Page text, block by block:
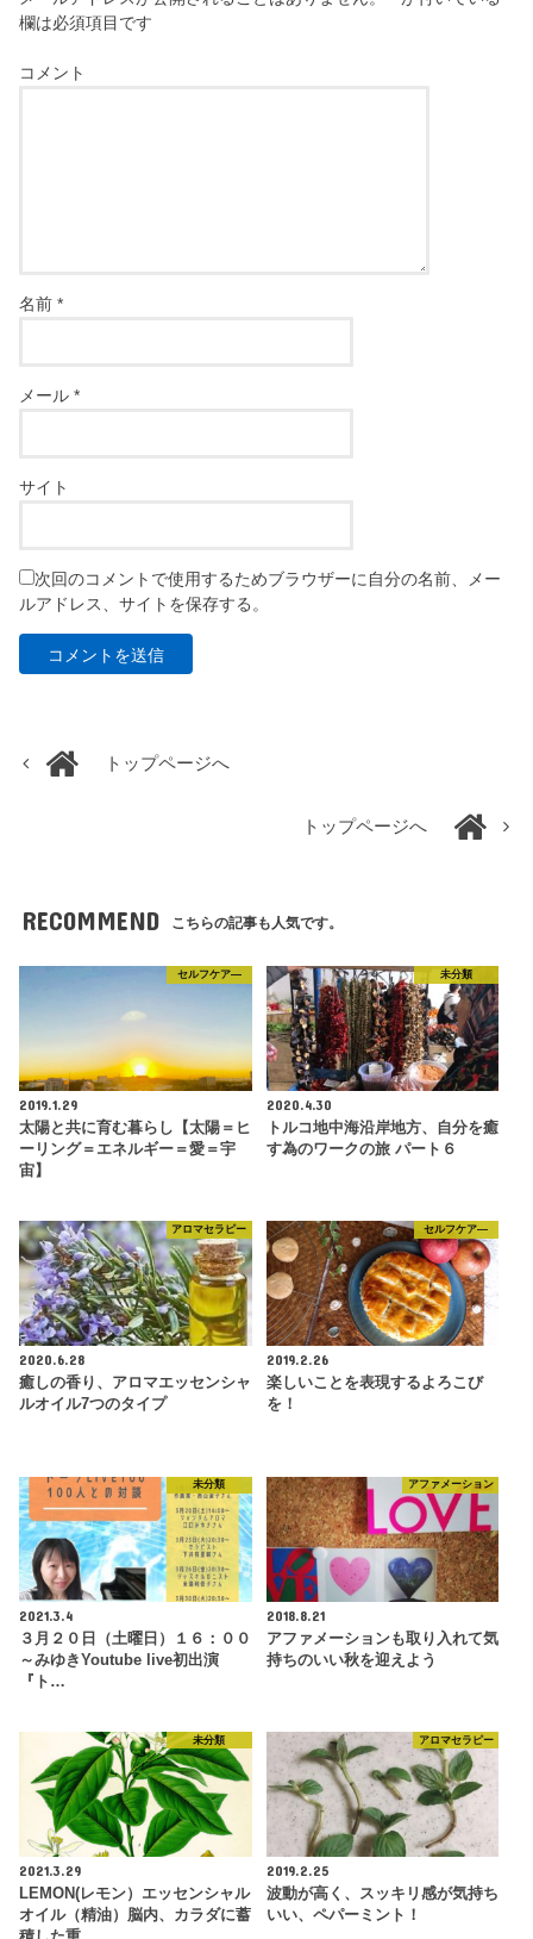
欄は必須項目です
コメント
名前*
メール*
サイト
次回のコメントで使用するためブラウザーに自分の名前、メー
ルアドレス、サイトを保存する。
トップページへ
トップページへ
RECOMMEND こちらの記事も人気です。
セルフケア―
2019.1.29
太陽と共に育む暮らし【太陽＝ヒ
ーリング＝エネルギー＝愛＝宇
宙】
未分類
2020.4.30
トルコ地中海沿岸地方、自分を癒
す為のワークの旅 パート６
アロマセラピー
2020.6.28
癒しの香り、アロマエッセンシャ
ルオイル7つのタイプ
セルフケア―
2019.2.26
楽しいことを表現するよろこび
を！
未分類
2021.3.4
３月２０日（土曜日）１６：００
～みゆきYoutube live初出演
『ト…
アファメーション
2018.8.21
アファメーションも取り入れて気
持ちのいい秋を迎えよう
未分類
2021.3.29
LEMON(レモン）エッセンシャル
オイル（精油）脳内、カラダに蓄
アロマセラピー
2019.2.25
波動が高く、スッキリ感が気持ち
いい、ペパーミント！